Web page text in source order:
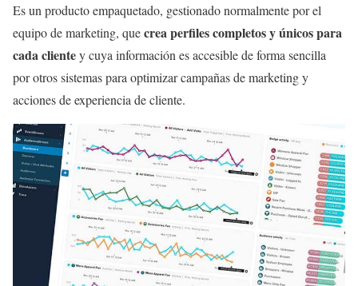
Es un producto empaquetado, gestionado normalmente por el
equipo de marketing, quecrea perfiles completos y únicos para
cada clientey cuya información es accesible de forma sencilla
por otros sistemas para optimizar campañas de marketing y
acciones de experiencia de cliente.